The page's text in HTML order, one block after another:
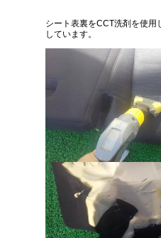
シート表裏をCCT洗剤を使
しています。